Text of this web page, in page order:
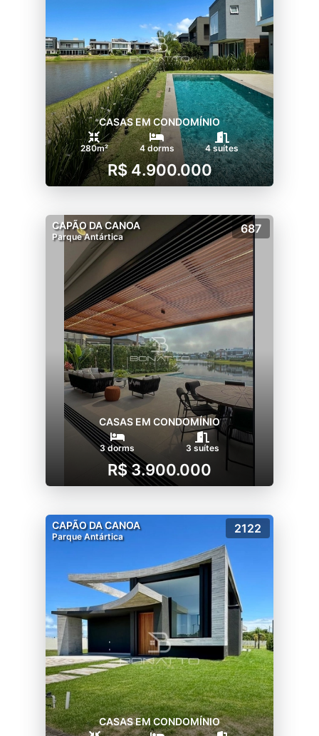
CASAS EM CONDOMÍNIO
280m² 4 dorms 4 suítes
R$ 4.900.000
CAPÃO DA CANOA
Parque Antártica
687
CASAS EM CONDOMÍNIO
3 dorms 3 suítes
R$ 3.900.000
CAPÃO DA CANOA
Parque Antártica
2122
CASAS EM CONDOMÍNIO